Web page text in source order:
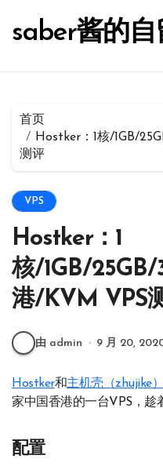
saber酱的自
首页
Hostker：1核/1GB/
测评
VPS
Hostker：1
核/1GB/
港/KVM VPS
由 admin 9 月 20,
Hostker和主机壳（zhujike）
家中国香港的一台VPS，趁
配置